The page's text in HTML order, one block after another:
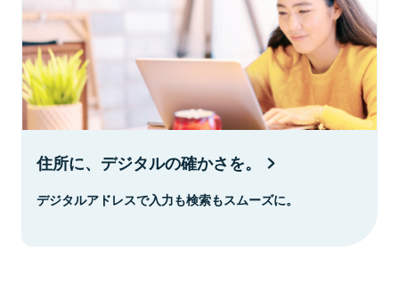
住所に、デジタルの確かさを。
デジタルアドレスで入力も検索もスムーズに。